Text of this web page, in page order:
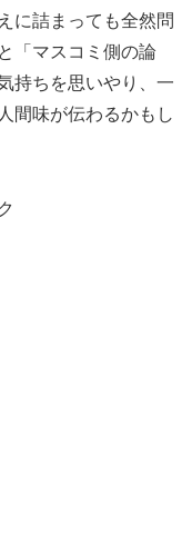
に詰まっても全然問
「マスコミ側の論
持ちを思いやり、一
間味が伝わるかもし